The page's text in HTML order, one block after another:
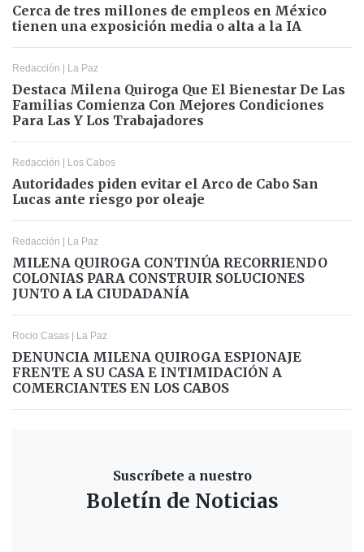
Cerca de tres millones de empleos en México
tienen una exposición media o alta a la IA
Redacción | La Paz
Destaca Milena Quiroga Que El Bienestar De Las
Familias Comienza Con Mejores Condiciones
Para Las Y Los Trabajadores
Redacción | Los Cabos
Autoridades piden evitar el Arco de Cabo San
Lucas ante riesgo por oleaje
Redacción | La Paz
MILENA QUIROGA CONTINÚA RECORRIENDO
COLONIAS PARA CONSTRUIR SOLUCIONES
JUNTO A LA CIUDADANÍA
Rocio Casas | La Paz
DENUNCIA MILENA QUIROGA ESPIONAJE
FRENTE A SU CASA E INTIMIDACIÓN A
COMERCIANTES EN LOS CABOS
Suscríbete a nuestro
Boletín de Noticias